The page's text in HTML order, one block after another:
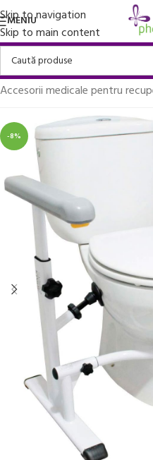
Skip to navigation
Skip to main content
MENIU
Prima pagină/Aparate medicale/
Accesorii medicale pentru
-8%